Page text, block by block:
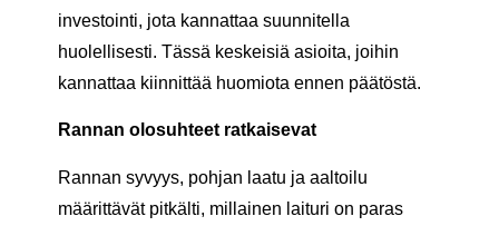
investointi, jota kannattaa suunnitella
huolellisesti. Tässä keskeisiä asioita, joihin
kannattaa kiinnittää huomiota ennen päätöstä.
Rannan olosuhteet ratkaisevat
Rannan syvyys, pohjan laatu ja aaltoilu
määrittävät pitkälti, millainen laituri on paras